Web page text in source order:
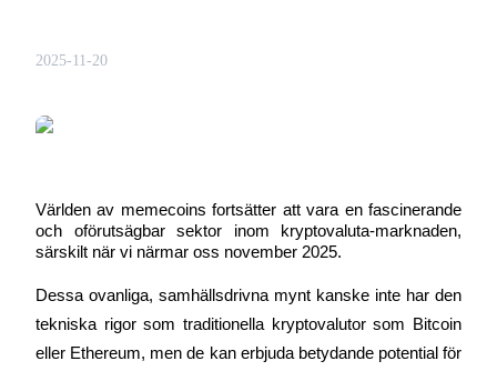
Futures med USDT som säkerhet
Futures för kryptovaluta
2025-11-20
Världen av memecoins fortsätter att vara en fascinerande
och oförutsägbar sektor inom kryptovaluta-marknaden,
särskilt när vi närmar oss november 2025.
Dessa ovanliga, samhällsdrivna mynt kanske inte har den
tekniska rigor som traditionella kryptovalutor som Bitcoin
eller Ethereum, men de kan erbjuda betydande potential för